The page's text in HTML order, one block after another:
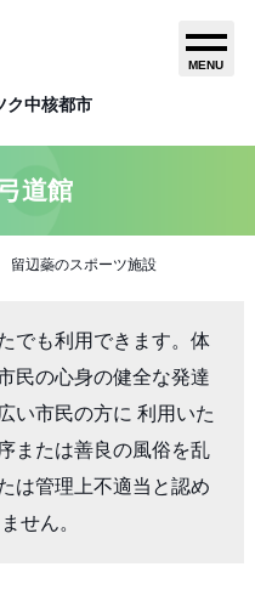
ク中核都市
MENU
道館
留辺蘂のスポーツ施設
でも利用できます。体
民の心身の健全な発達
い市民の方に 利用いた
または善良の風俗を乱
は管理上不適当と認め
せん。